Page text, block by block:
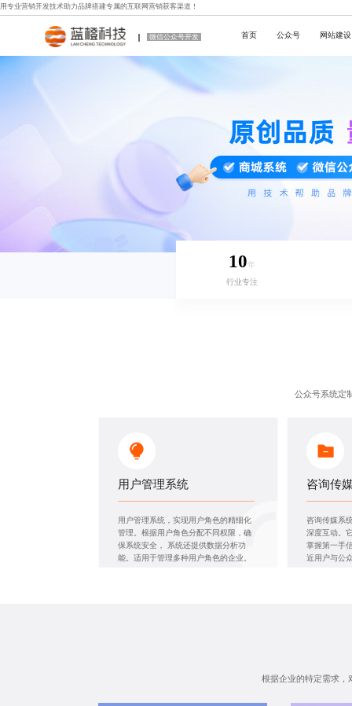
用专业营销开发技术助力品牌搭建专属的互联网营销获客渠道！
微信公众号开发 首页 公众号 网站建设
10年
行业专注
公众号系统定
用户管理系统
用户管理系统，实现用户角色的精细化
管理。根据用户角色分配不同权限，确
保系统安全， 系统还提供数据分析功
能。适用于管理多种用户角色的企业。
咨询传
咨询传媒系
深度互动。
掌握第一手
近用户与公
根据企业的特定需求，